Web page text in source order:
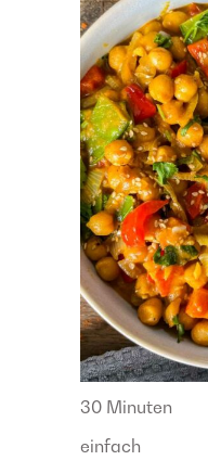
30 Minuten
einfach